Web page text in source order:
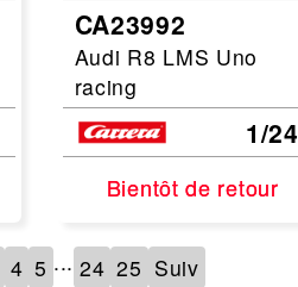
CA23992
Audi R8 LMS Uno
racing
1/24
Bientôt de retour
Bientôt de retour
4 5 ... 24 25 Suiv